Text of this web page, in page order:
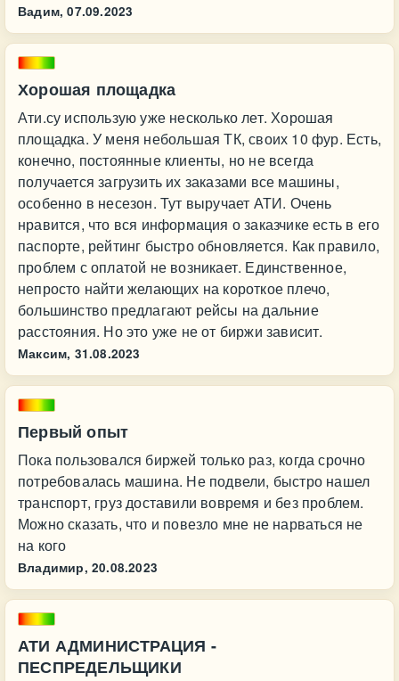
Вадим, 07.09.2023
Хорошая площадка
Ати.су использую уже несколько лет. Хорошая
площадка. У меня небольшая ТК, своих 10 фур. Есть,
конечно, постоянные клиенты, но не всегда
получается загрузить их заказами все машины,
особенно в несезон. Тут выручает АТИ. Очень
нравится, что вся информация о заказчике есть в его
паспорте, рейтинг быстро обновляется. Как правило,
проблем с оплатой не возникает. Единственное,
непросто найти желающих на короткое плечо,
большинство предлагают рейсы на дальние
расстояния. Но это уже не от биржи зависит.
Максим, 31.08.2023
Первый опыт
Пока пользовался биржей только раз, когда срочно
потребовалась машина. Не подвели, быстро нашел
транспорт, груз доставили вовремя и без проблем.
Можно сказать, что и повезло мне не нарваться не
на кого
Владимир, 20.08.2023
АТИ АДМИНИСТРАЦИЯ -
ПЕСПРЕДЕЛЬЩИКИ